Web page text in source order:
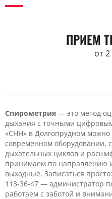
ПРИЕМ
от
Спирометрия — это метод
дыхания с точными
«CHH» в Долгопрудном
современном оборудовании,
дыхательных циклов и
принимаем по направлению
выходные. Записаться
113-36-47 — администратор
работаем с заботой и